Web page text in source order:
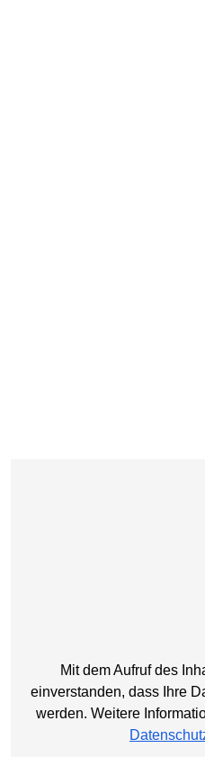
Mit dem Aufruf des
einverstanden, dass Ihre
werden. Weitere